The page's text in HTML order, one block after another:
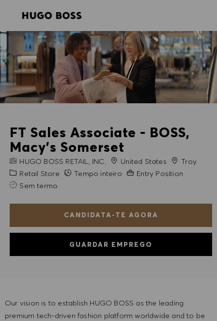
FT Sales Associate - BOSS,
Macy's Somerset
NOME DA EMPRESA
HUGO BOSS RETAIL, INC. United States Cidade
Troy
Categoria
Retail Store Tempo inteiro Experiência exigida
Entry Position
Sem termo
CANDIDATA-TE AGORA
GUARDAR EMPREGO
Our vision is to establish HUGO BOSS as the leading
premium tech-driven fashion platform worldwide and to be